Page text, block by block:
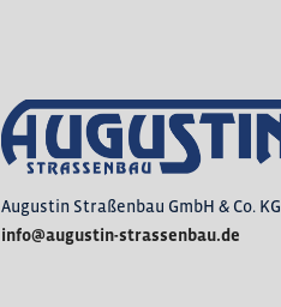
Augustin Straßenbau GmbH & Co. KG
info@augustin-strassenbau.de